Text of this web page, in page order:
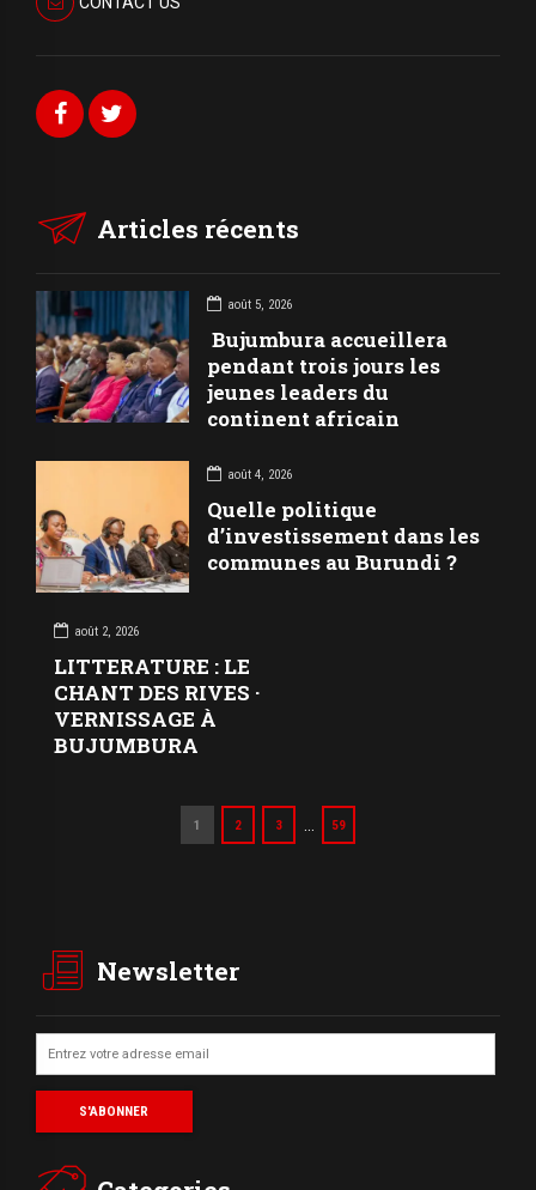
Articles récents
août 5, 2026
Bujumbura accueillera
pendant trois jours les
jeunes leaders du
continent africain
août 4, 2026
Quelle politique
d’investissement dans les
communes au Burundi ?
août 2, 2026
LITTERATURE : LE
CHANT DES RIVES ·
VERNISSAGE À
BUJUMBURA
1 2 3 59
Newsletter